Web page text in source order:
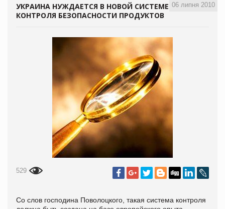
06 липня 2010
УКРАИНА НУЖДАЕТСЯ В НОВОЙ СИСТЕМЕ
КОНТРОЛЯ БЕЗОПАСНОСТИ ПРОДУКТОВ
529
Со слов господина Поволоцкого, такая система контроля